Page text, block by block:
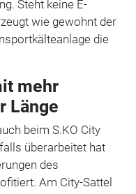
Steht keine E-
wie gewohnt der
die
mehr
Länge
beim S.KO City
überarbeitet hat
des
Am City-Sattel